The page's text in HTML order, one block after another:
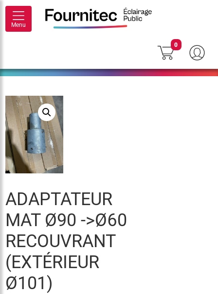
Menu
0
ADAPTATEUR
MAT Ø90 ->Ø60
RECOUVRANT
(EXTÉRIEUR
Ø101)